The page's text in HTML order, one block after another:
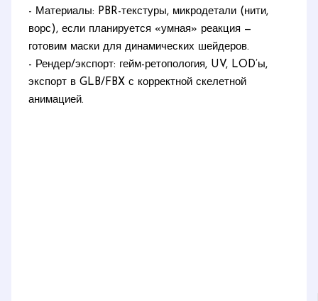
- Материалы: PBR-текстуры, микродетали (нити,
ворс), если планируется «умная» реакция —
готовим маски для динамических шейдеров.
- Рендер/экспорт: гейм-ретопология, UV, LOD’ы,
экспорт в GLB/FBX с корректной скелетной
анимацией.